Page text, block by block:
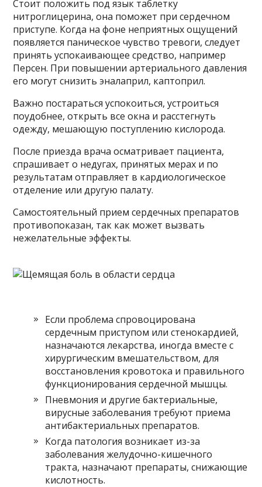
Стоит положить под язык таблетку
нитроглицерина, она поможет при сердечном
приступе. Когда на фоне неприятных ощущений
появляется паническое чувство тревоги, следует
принять успокаивающее средство, например
Персен. При повышении артериального давления
его могут снизить эналаприл, каптоприл.
Важно постараться успокоиться, устроиться
поудобнее, открыть все окна и расстегнуть
одежду, мешающую поступлению кислорода.
После приезда врача осматривает пациента,
спрашивает о недугах, принятых мерах и по
результатам отправляет в кардиологическое
отделение или другую палату.
Самостоятельный прием сердечных препаратов
противопоказан, так как может вызвать
нежелательные эффекты.
Если проблема спровоцирована
сердечным приступом или стенокардией,
назначаются лекарства, иногда вместе с
хирургическим вмешательством, для
восстановления кровотока и правильного
функционирования сердечной мышцы.
Пневмония и другие бактериальные,
вирусные заболевания требуют приема
антибактериальных препаратов.
Когда патология возникает из-за
заболевания желудочно-кишечного
тракта, назначают препараты, снижающие
кислотность.